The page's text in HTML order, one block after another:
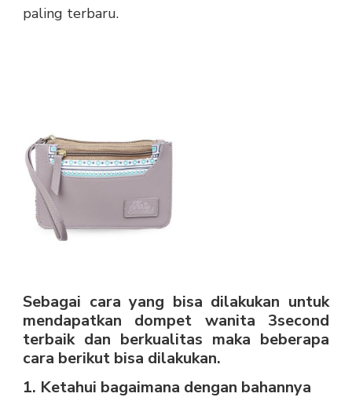
paling terbaru.
Sebagai cara yang bisa dilakukan untuk
mendapatkan dompet wanita 3second
terbaik dan berkualitas maka beberapa
cara berikut bisa dilakukan.
1. Ketahui bagaimana dengan bahannya